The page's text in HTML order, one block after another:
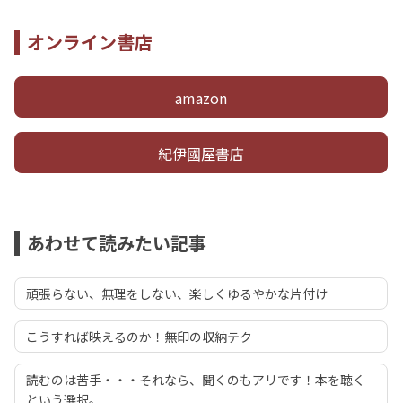
オンライン書店
amazon
紀伊國屋書店
あわせて読みたい記事
頑張らない、無理をしない、楽しくゆるやかな片付け
こうすれば映えるのか！無印の収納テク
読むのは苦手・・・それなら、聞くのもアリです！本を聴く
という選択。